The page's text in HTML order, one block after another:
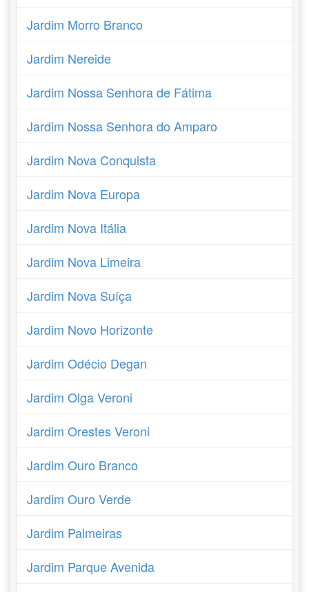
Jardim Morro Branco
Jardim Nereide
Jardim Nossa Senhora de Fátima
Jardim Nossa Senhora do Amparo
Jardim Nova Conquista
Jardim Nova Europa
Jardim Nova Itália
Jardim Nova Limeira
Jardim Nova Suíça
Jardim Novo Horizonte
Jardim Odécio Degan
Jardim Olga Veroni
Jardim Orestes Veroni
Jardim Ouro Branco
Jardim Ouro Verde
Jardim Palmeiras
Jardim Parque Avenida